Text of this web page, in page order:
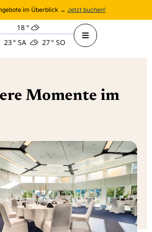
im Überblick → Jetzt buchen!
18°
23° SA 27° SO
Momente im